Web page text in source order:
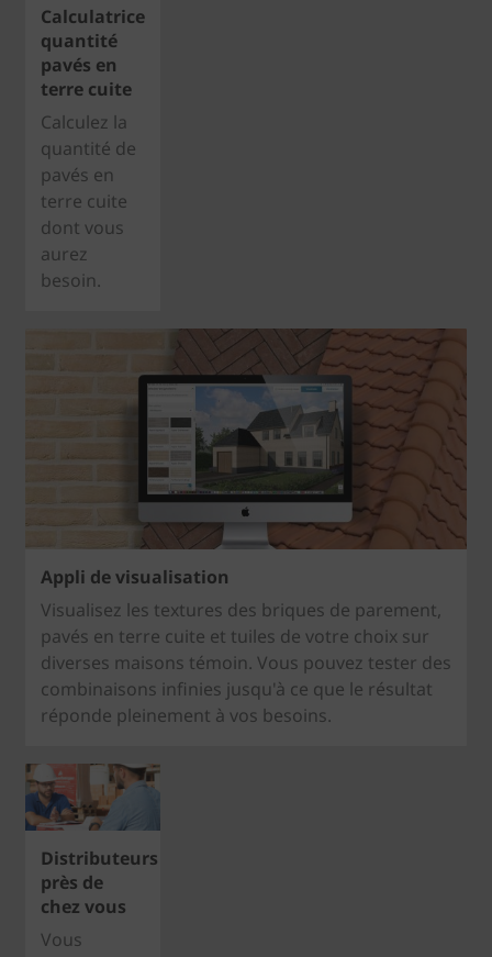
Calculatrice
quantité
pavés en
terre cuite
Calculez la
quantité de
pavés en
terre cuite
dont vous
aurez
besoin.
Appli de visualisation
Visualisez les textures des briques de parement,
pavés en terre cuite et tuiles de votre choix sur
diverses maisons témoin. Vous pouvez tester des
combinaisons infinies jusqu'à ce que le résultat
réponde pleinement à vos besoins.
Distributeurs
près de
chez vous
Vous